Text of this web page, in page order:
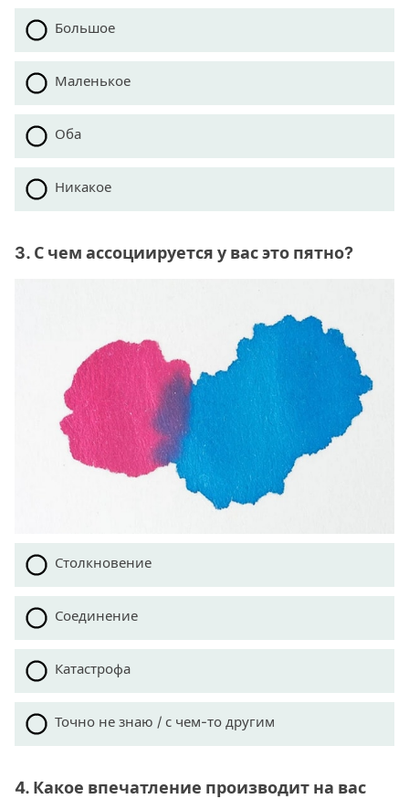
Большое
Маленькое
Оба
Никакое
3. С чем ассоциируется у вас это пятно?
Столкновение
Соединение
Катастрофа
Точно не знаю / с чем-то другим
4. Какое впечатление производит на вас